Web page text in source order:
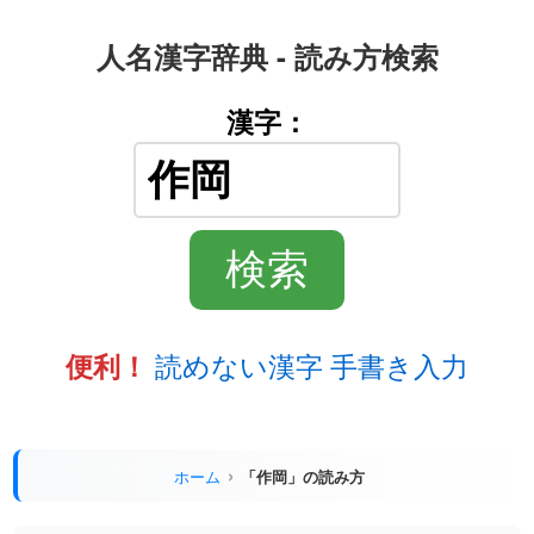
人名漢字辞典 - 読み方検索
漢字：
便利！ 読めない漢字 手書き入力
ホーム 「作岡」の読み方